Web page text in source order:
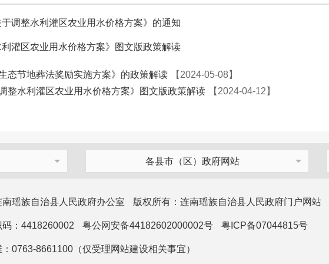
调整水利灌区农业用水价格方案》的通知
利灌区农业用水价格方案》图文版政策解读
态节地葬法奖励实施方案》的政策解读
【2024-05-08】
整水利灌区农业用水价格方案》图文版政策解读 【2024-04-12】
各县市（区）政府网站
南瑶族自治县人民政府办公室 版权所有：连南瑶族自治县人民政府门户网站
码：4418260002 粤公网安备44182602000002号 粤ICP备07044815号
：0763-8661100（仅受理网站建设相关事宜）